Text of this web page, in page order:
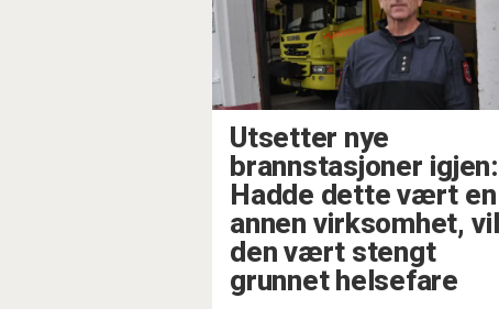
Utsetter nye
brannstasjoner
Hadde dette vært en
annen virksomhet,
den vært stengt
grunnet helsefare